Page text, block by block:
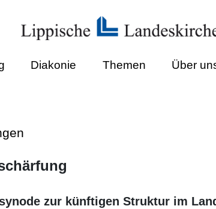
Diakonie Themen Über
zur künftigen Struktur im